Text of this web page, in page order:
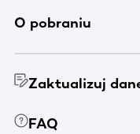
O pobraniu
Zaktualizuj
FAQ